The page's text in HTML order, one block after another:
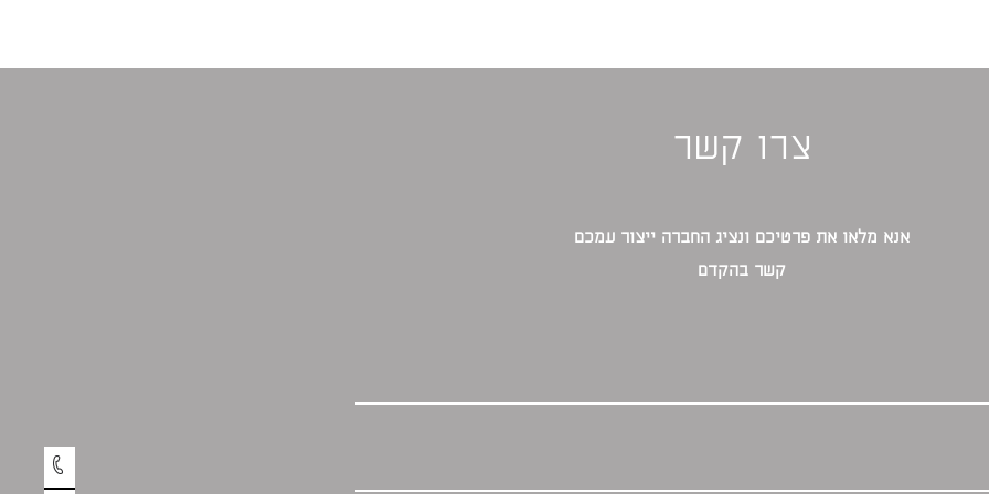
צרו קשר
אנא מלאו את פרטיכם ונציג החברה ייצור עמכם
קשר בהקדם‎